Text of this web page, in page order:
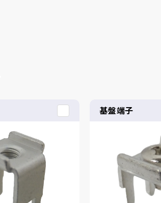
基盤端子